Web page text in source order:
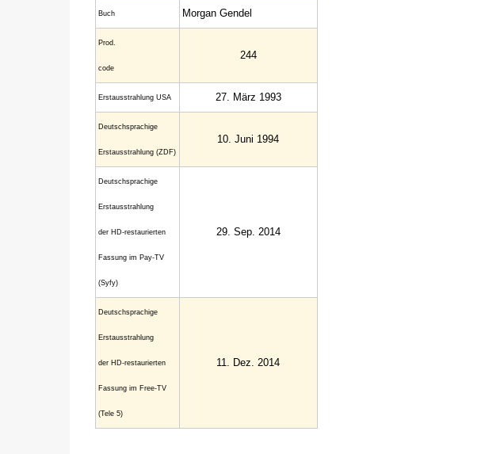
Buch Morgan Gendel
Prod.
code
244
Erstaus­strahlung USA 27. März 1993
Deutsch­sprachige
Erstaus­strahlung (ZDF)
10. Juni 1994
Deutschsprachige
Erstausstrahlung
der HD-restaurierten
Fassung im Pay-TV
(Syfy)
29. Sep. 2014
Deutschsprachige
Erstausstrahlung
der HD-restaurierten
Fassung im Free-TV
(Tele 5)
11. Dez. 2014